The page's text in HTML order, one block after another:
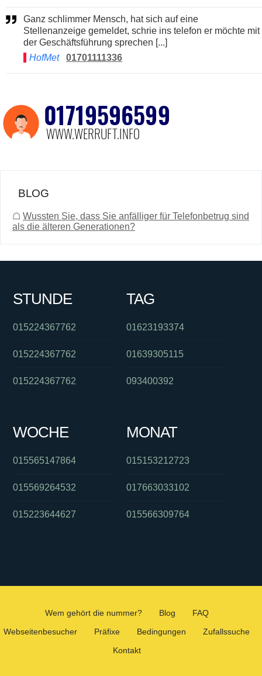
Ganz schlimmer Mensch, hat sich auf eine
Stellenanzeige gemeldet, schrie ins telefon er möchte mit
der Geschäftsführung sprechen [...]
HofMet
01701111336
BLOG
☖ Wussten Sie, dass Sie anfälliger für Telefonbetrug sind
als die älteren Generationen?
STUNDE
015224367762
015224367762
015224367762
TAG
01623193374
01639305115
093400392
WOCHE
015565147864
015569264532
015223644627
MONAT
015153212723
017663033102
015566309764
Wem gehört die nummer? Blog
FAQ
Webseitenbesucher
Präfixe Bedingungen
Zufallssuche
Kontakt